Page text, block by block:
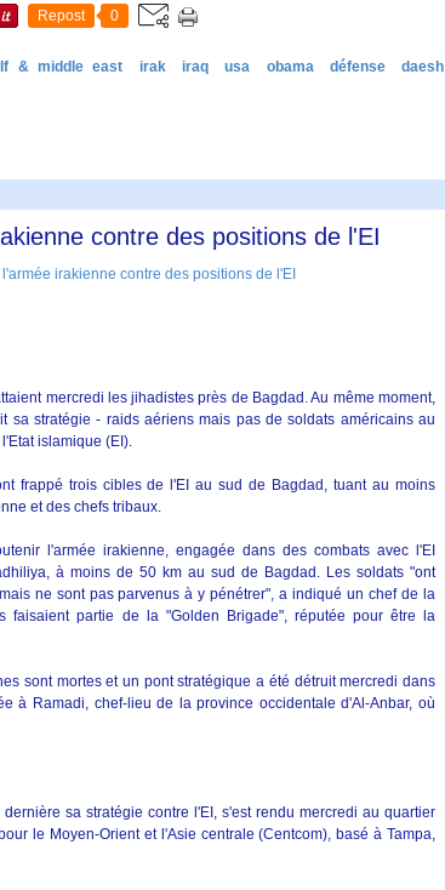
Repost 0
& middle east irak iraq usa obama défense
daesh
contre des positions de l'EI
mercredi les jihadistes près de Bagdad. Au même moment,
sa stratégie - raids aériens mais pas de soldats américains au
islamique (EI).
frappé trois cibles de l'EI au sud de Bagdad, tuant au moins
et des chefs tribaux.
l'armée irakienne, engagée dans des combats avec l'EI
à moins de 50 km au sud de Bagdad. Les soldats "ont
ne sont pas parvenus à y pénétrer", a indiqué un chef de la
faisaient partie de la "Golden Brigade", réputée pour être la
sont mortes et un pont stratégique a été détruit mercredi dans
à Ramadi, chef-lieu de la province occidentale d'Al-Anbar, où
sa stratégie contre l'EI, s'est rendu mercredi au quartier
le Moyen-Orient et l'Asie centrale (Centcom), basé à Tampa,